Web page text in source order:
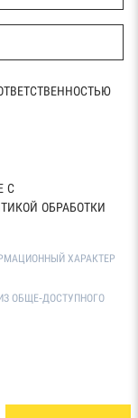
С
ОБРАБОТКИ
ХАРАКТЕР
ОБЩЕ-ДОСТУПНОГО